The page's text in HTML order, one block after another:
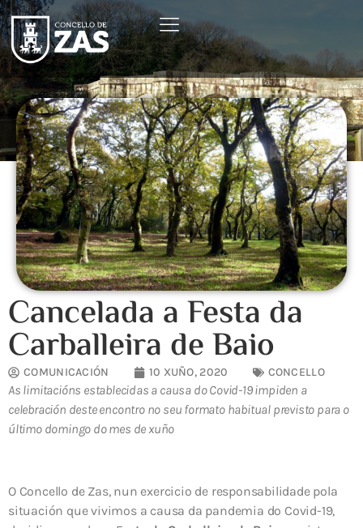
Cancelada a Festa da
Carballeira de Baio
COMUNICACIÓN 10 XUÑO, 2020 CONCELLO
As limitacións establecidas a causa do Covid-19 impiden a
celebración deste encontro no seu formato habitual previsto para o
último domingo do mes de xuño
O Concello de Zas, nun exercicio de responsabilidade pola
situación que vivimos a causa da pandemia do Covid-19,